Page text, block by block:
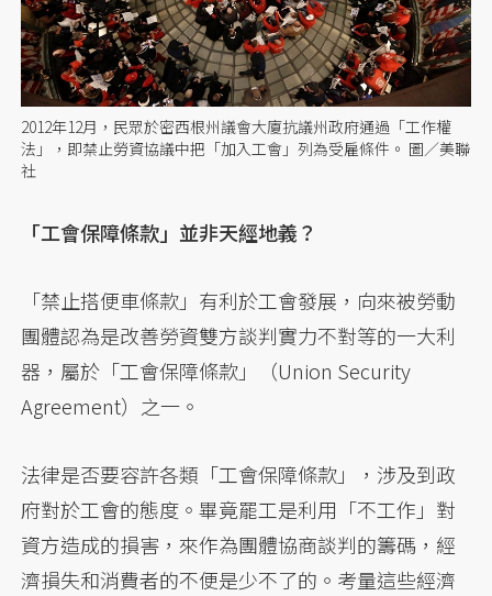
2012年12月，民眾於密西根州議會大廈抗議州政府通過「工作權
法」，即禁止勞資協議中把「加入工會」列為受雇條件。 圖／美聯
社
「工會保障條款」並非天經地義？
「禁止搭便車條款」有利於工會發展，向來被勞動
團體認為是改善勞資雙方談判實力不對等的一大利
器，屬於「工會保障條款」（Union Security
Agreement）之一。
法律是否要容許各類「工會保障條款」，涉及到政
府對於工會的態度。畢竟罷工是利用「不工作」對
資方造成的損害，來作為團體協商談判的籌碼，經
濟損失和消費者的不便是少不了的。考量這些經濟